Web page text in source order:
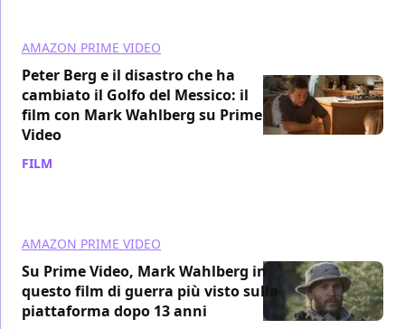
AMAZON PRIME VIDEO
Peter Berg e il disastro che ha
cambiato il Golfo del Messico: il
film con Mark Wahlberg su Prime
Video
FILM
AMAZON PRIME VIDEO
Su Prime Video, Mark Wahlberg in
questo film di guerra più visto sulla
piattaforma dopo 13 anni